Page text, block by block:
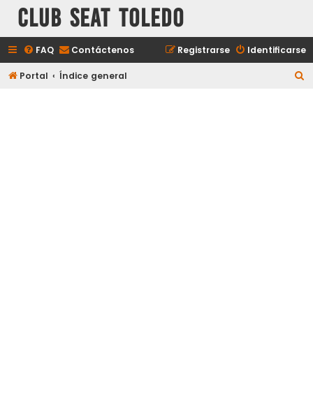
Club Seat Toledo
FAQ Contáctenos Identificarse
Registrarse
Portal Índice general